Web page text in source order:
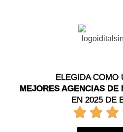
ELEGIDA COMO
MEJORES AGENCIAS DE
EN 2025 DE